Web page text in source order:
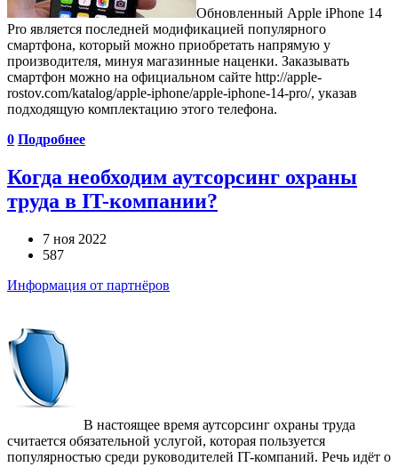
Обновленный Apple iPhone 14
Pro является последней модификацией популярного
смартфона, который можно приобретать напрямую у
производителя, минуя магазинные наценки. Заказывать
смартфон можно на официальном сайте http://apple-
rostov.com/katalog/apple-iphone/apple-iphone-14-pro/, указав
подходящую комплектацию этого телефона.
0 Подробнее
Когда необходим аутсорсинг охраны
труда в IT-компании?
7 ноя 2022
587
Информация от партнёров
В настоящее время аутсорсинг охраны труда
считается обязательной услугой, которая пользуется
популярностью среди руководителей IT-компаний. Речь идёт о